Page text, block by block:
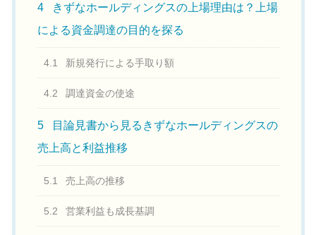
4
きずなホールディングスの上場理由は？上場
による資金調達の目的を探る
4.1 新規発行による手取り額
4.2 調達資金の使途
5
目論見書から見るきずなホールディングスの
売上高と利益推移
5.1 売上高の推移
5.2 営業利益も成長基調